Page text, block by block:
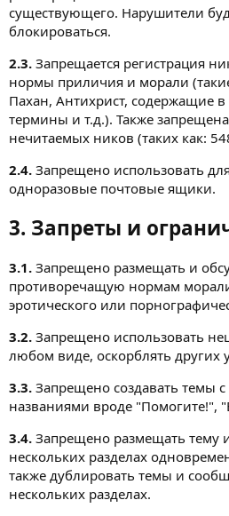
существующего. Нарушители
блокироваться.
2.3. Запрещается регистрация
нормы приличия и морали
Пахан, Антихрист, содержащие
термины и т.д.). Также
нечитаемых ников (таких как:
2.4. Запрещено использовать
одноразовые почтовые ящики.
3. Запреты и
3.1. Запрещено размещать и
противоречащую нормам
эротического или
3.2. Запрещено использовать
любом виде, оскорблять других
3.3. Запрещено создавать темы
названиями вроде "Помогите!",
3.4. Запрещено размещать тему
нескольких разделах
также дублировать темы и
нескольких разделах.